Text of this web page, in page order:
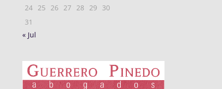
24 25 26 27 28 29
30
31
« Jul